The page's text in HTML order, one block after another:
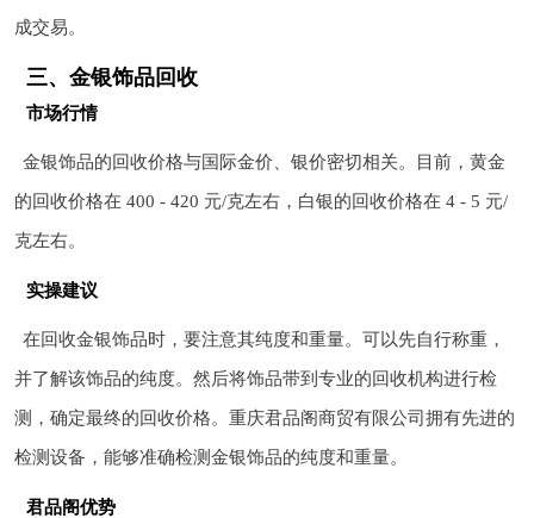
成交易。
三、金银饰品回收
市场行情
金银饰品的回收价格与国际金价、银价密切相关。目前，黄金
的回收价格在 400 - 420 元/克左右，白银的回收价格在 4 - 5 元/
克左右。
实操建议
在回收金银饰品时，要注意其纯度和重量。可以先自行称重，
并了解该饰品的纯度。然后将饰品带到专业的回收机构进行检
测，确定最终的回收价格。重庆君品阁商贸有限公司拥有先进的
检测设备，能够准确检测金银饰品的纯度和重量。
君品阁优势